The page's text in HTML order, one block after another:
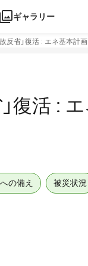
ギャラリー
故反省」復活 : エネ基本計
」復活 :
の備え 被災状況